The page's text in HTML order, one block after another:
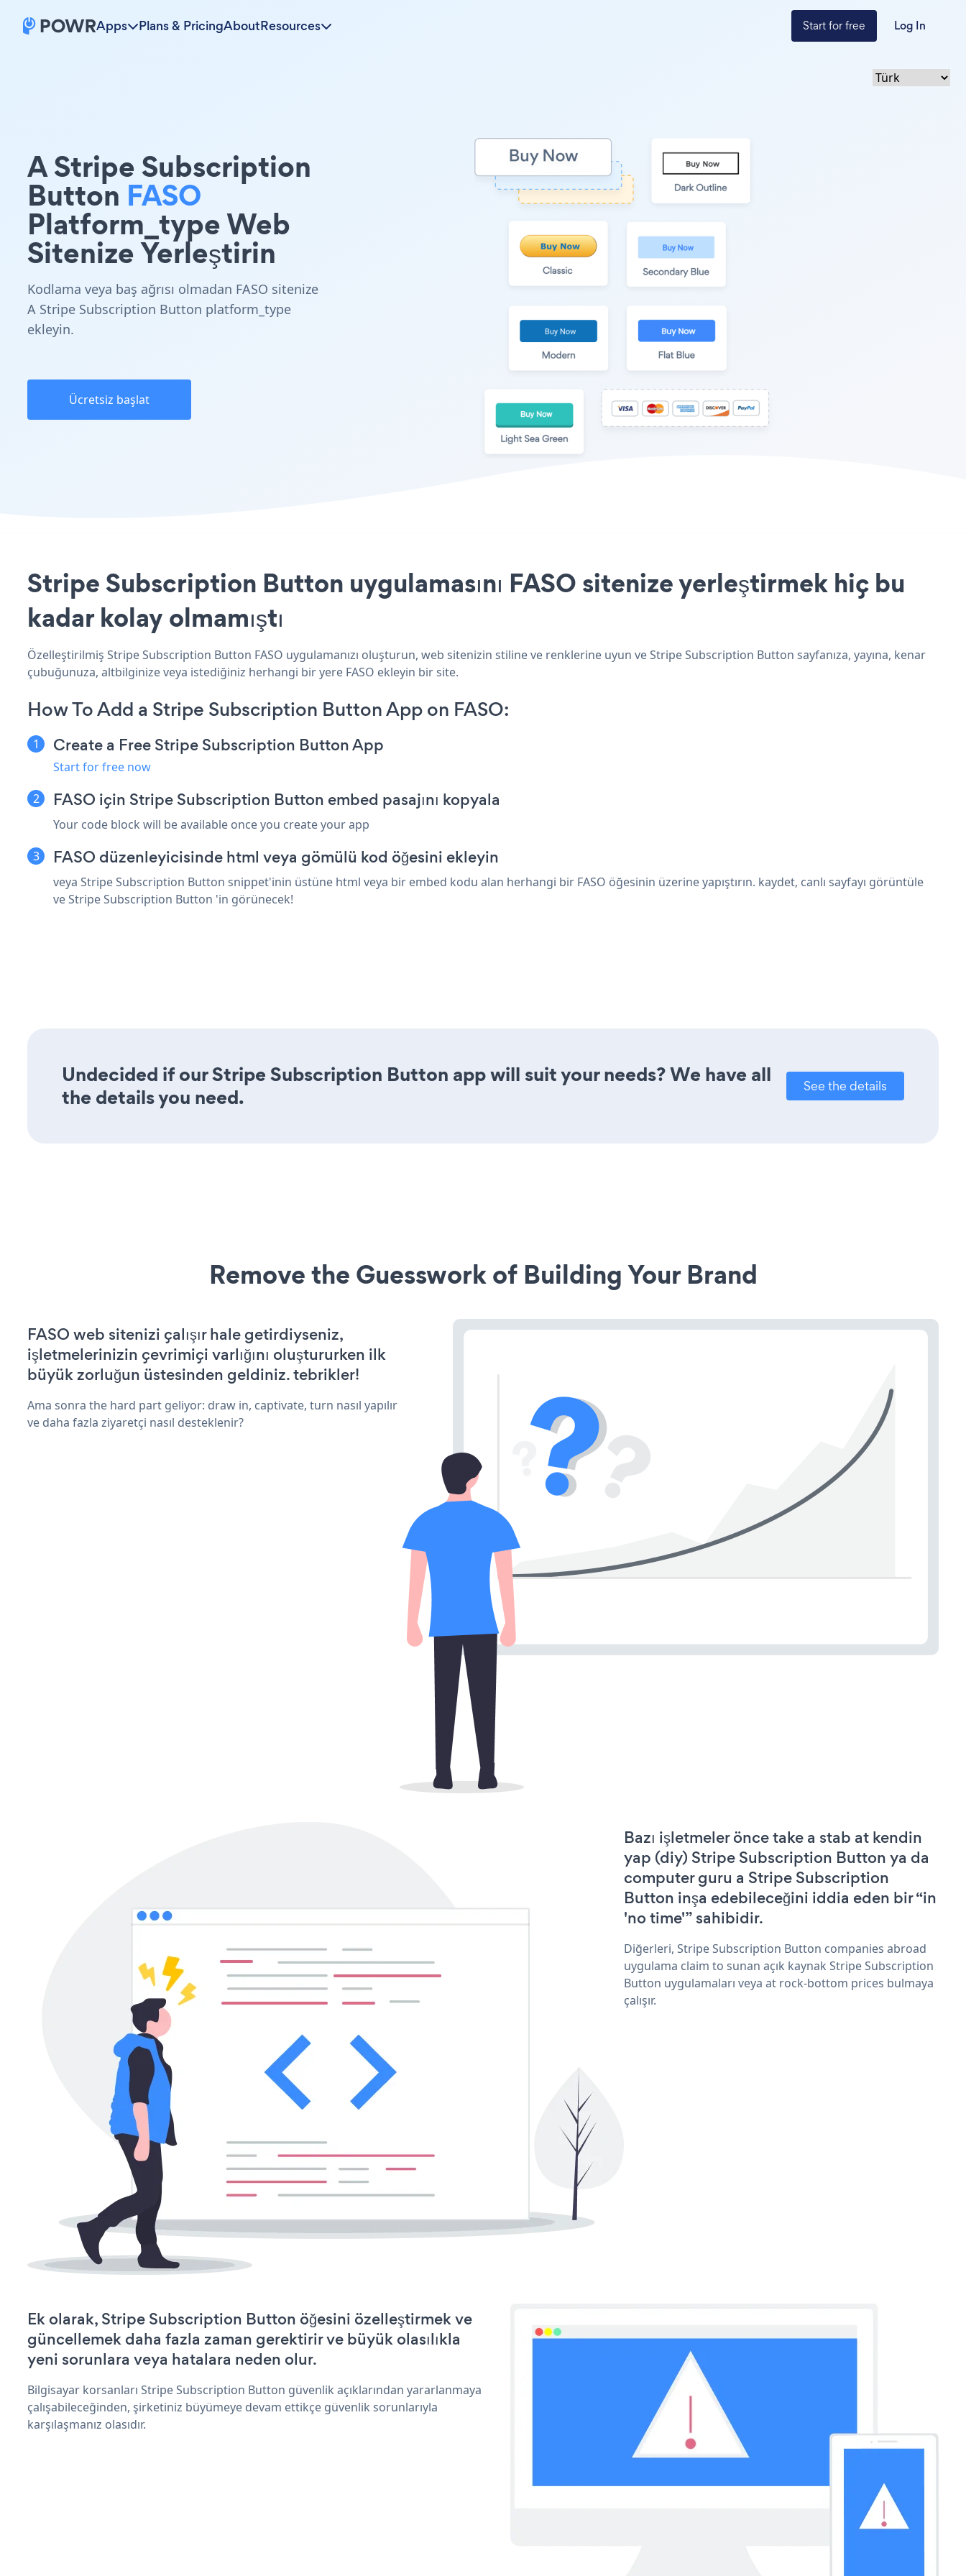
Apps Plans & PricingAboutResources Start for free Log In
A Stripe Subscription
Button FASO
Platform_type Web
Sitenize Yerleştirin
Kodlama veya baş ağrısı olmadan FASO sitenize
A Stripe Subscription Button platform_type
ekleyin.
Ücretsiz başlat
Stripe Subscription Button uygulamasını FASO sitenize yerleştirmek hiç bu
kadar kolay olmamıştı
Özelleştirilmiş Stripe Subscription Button FASO uygulamanızı oluşturun, web sitenizin stiline ve renklerine uyun ve Stripe Subscription Button sayfanıza, yayına, kenar
çubuğunuza, altbilginize veya istediğiniz herhangi bir yere FASO ekleyin bir site.
How To Add a Stripe Subscription Button App on FASO:
Create a Free Stripe Subscription Button App
Start for free now
FASO için Stripe Subscription Button embed pasajını kopyala
Your code block will be available once you create your app
FASO düzenleyicisinde html veya gömülü kod öğesini ekleyin
veya Stripe Subscription Button snippet'inin üstüne html veya bir embed kodu alan herhangi bir FASO öğesinin üzerine yapıştırın. kaydet, canlı sayfayı görüntüle
ve Stripe Subscription Button 'in görünecek!
Undecided if our Stripe Subscription Button app will suit your needs? We have all
the details you need.
See the details
Remove the Guesswork of Building Your Brand
FASO web sitenizi çalışır hale getirdiyseniz,
işletmelerinizin çevrimiçi varlığını oluştururken ilk
büyük zorluğun üstesinden geldiniz. tebrikler!
Ama sonra the hard part geliyor: draw in, captivate, turn nasıl yapılır
ve daha fazla ziyaretçi nasıl desteklenir?
Bazı işletmeler önce take a stab at kendin
yap (diy) Stripe Subscription Button ya da
computer guru a Stripe Subscription
Button inşa edebileceğini iddia eden bir “in
'no time'” sahibidir.
Diğerleri, Stripe Subscription Button companies abroad
uygulama claim to sunan açık kaynak Stripe Subscription
Button uygulamaları veya at rock-bottom prices bulmaya
çalışır.
Ek olarak, Stripe Subscription Button öğesini özelleştirmek ve
güncellemek daha fazla zaman gerektirir ve büyük olasılıkla
yeni sorunlara veya hatalara neden olur.
Bilgisayar korsanları Stripe Subscription Button güvenlik açıklarından yararlanmaya
çalışabileceğinden, şirketiniz büyümeye devam ettikçe güvenlik sorunlarıyla
karşılaşmanız olasıdır.